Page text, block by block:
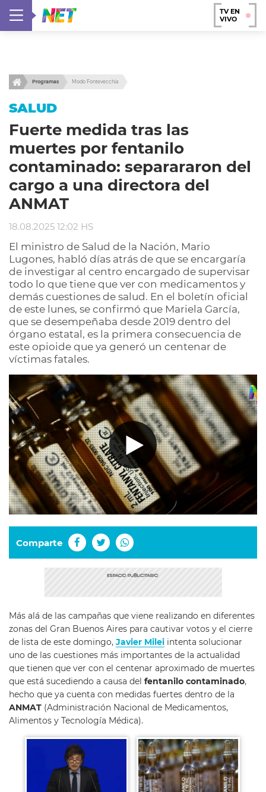
TV EN
VIVO
Programas Modo Fontevecchia
SALUD
Fuerte medida tras las
muertes por fentanilo
contaminado: separararon del
cargo a una directora del
ANMAT
18.08.2025 12:02 HS
El ministro de Salud de la Nación, Mario
Lugones, habló días atrás de que se encargaría
de investigar al centro encargado de supervisar
todo lo que tiene que ver con medicamentos y
demás cuestiones de salud. En el boletín oficial
de este lunes, se confirmó que Mariela García,
que se desempeñaba desde 2019 dentro del
órgano estatal, es la primera consecuencia de
este opioide que ya generó un centenar de
víctimas fatales.
Comparte
Más alá de las campañas que viene realizando en diferentes
zonas del Gran Buenos Aires para cautivar votos y el cierre
de lista de este domingo, Javier Milei intenta solucionar
uno de las cuestiones más importantes de la actualidad
que tienen que ver con el centenar aproximado de muertes
que está sucediendo a causa del fentanilo contaminado,
hecho que ya cuenta con medidas fuertes dentro de la
ANMAT (Administración Nacional de Medicamentos,
Alimentos y Tecnología Médica).